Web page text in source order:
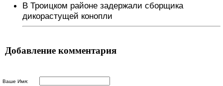
В Троицком районе задержали сборщика
дикорастущей конопли
Добавление комментария
Ваше Имя: